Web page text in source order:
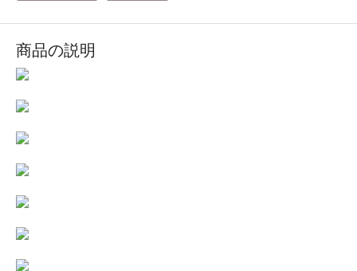
商品の説明